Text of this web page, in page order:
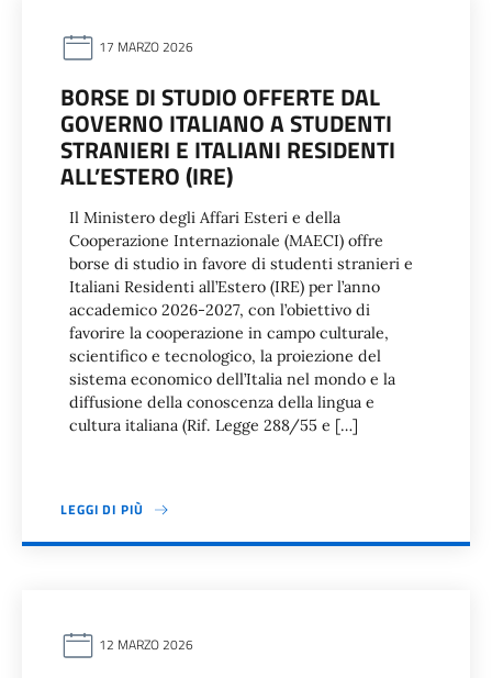
17 MARZO 2026
BORSE DI STUDIO OFFERTE DAL
GOVERNO ITALIANO A STUDENTI
STRANIERI E ITALIANI RESIDENTI
ALL’ESTERO (IRE)
Il Ministero degli Affari Esteri e della
Cooperazione Internazionale (MAECI) offre
borse di studio in favore di studenti stranieri e
Italiani Residenti all’Estero (IRE) per l’anno
accademico 2026-2027, con l’obiettivo di
favorire la cooperazione in campo culturale,
scientifico e tecnologico, la proiezione del
sistema economico dell’Italia nel mondo e la
diffusione della conoscenza della lingua e
cultura italiana (Rif. Legge 288/55 e […]
LEGGI DI PIÙ
12 MARZO 2026